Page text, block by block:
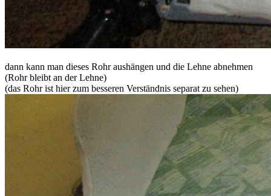
dann kann man dieses Rohr aushängen und die Lehne abnehmen
(Rohr bleibt an der Lehne)
(das Rohr ist hier zum besseren Verständnis separat zu sehen)